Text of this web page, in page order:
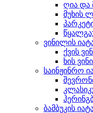
ღია და
მუხის
ვინილის
ქვის
ხის
საინჟინრო
ბამბუკის